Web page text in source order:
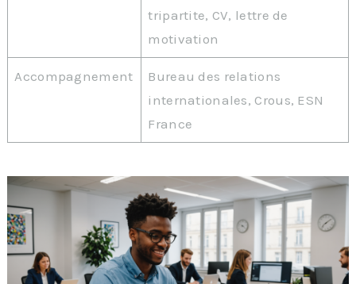
tripartite, CV, lettre de
motivation
Accompagnement
Bureau des relations
internationales, Crous, ESN
France